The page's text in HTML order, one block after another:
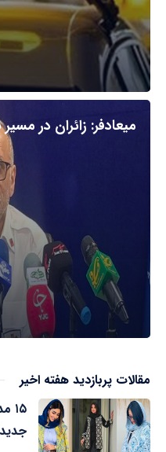
میعادفر: زائران در
مقالات پربازدید هفته اخیر